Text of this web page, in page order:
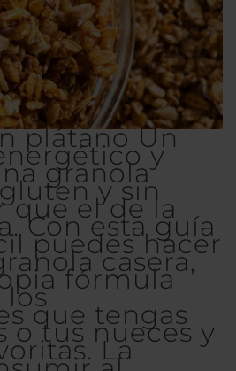
plátano Un
y
granola
y sin
que el de la
Con esta guía
puedes hacer
casera,
fórmula
los
que tengas
o tus nueces y
La